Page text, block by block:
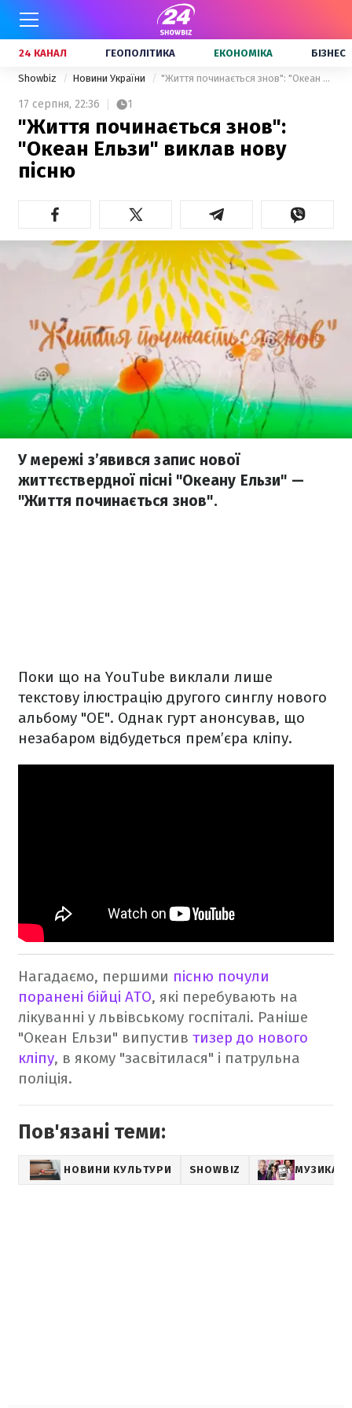
24 КАНАЛ ГЕОПОЛІТИКА ЕКОНОМІКА БІЗНЕС
Showbiz Новини України "Життя починається знов": "Океан Ельзи" виклав нову пісню
17 серпня, 22:36 1
"Життя починається знов":
"Океан Ельзи" виклав нову
пісню
У мережі з’явився запис нової
життєствердної пісні "Океану Ельзи" —
"Життя починається знов".
Поки що на YouTube виклали лише
текстову ілюстрацію другого синглу нового
альбому "ОЕ". Однак гурт анонсував, що
незабаром відбудеться прем’єра кліпу.
Нагадаємо, першими пісню почули
поранені бійці АТО, які перебувають на
лікуванні у львівському госпіталі. Раніше
"Океан Ельзи" випустив тизер до нового
кліпу, в якому "засвітилася" і патрульна
поліція.
Пов'язані теми:
НОВИНИ КУЛЬТУРИ SHOWBIZ МУЗИКА